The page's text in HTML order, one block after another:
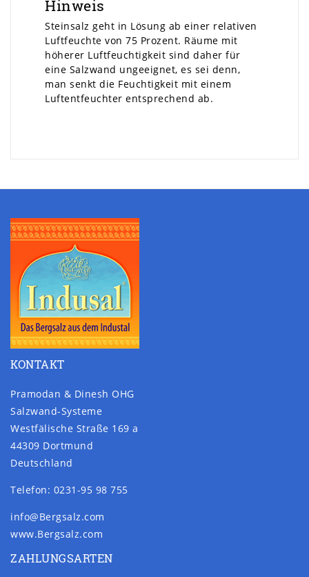
Hinweis
Steinsalz geht in Lösung ab einer relativen
Luftfeuchte von 75 Prozent. Räume mit
höherer Luftfeuchtigkeit sind daher für
eine Salzwand ungeeignet, es sei denn,
man senkt die Feuchtigkeit mit einem
Luftentfeuchter entsprechend ab.
KONTAKT
Pramodan & Dinesh OHG
Salzwand-Systeme
Westfälische Straße 169 a
44309 Dortmund
Deutschland
Telefon: 0231-95 98 755
info@Bergsalz.com
www.Bergsalz.com
ZAHLUNGSARTEN